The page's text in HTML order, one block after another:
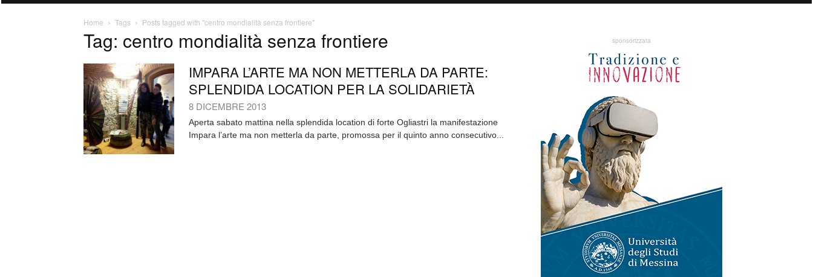
Home Tags Posts tagged with "centro mondialità senza frontiere"
Tag: centro mondialità senza frontiere
IMPARA L’ARTE MA NON METTERLA DA PARTE:
SPLENDIDA LOCATION PER LA SOLIDARIETÀ
8 DICEMBRE 2013
Aperta sabato mattina nella splendida location di forte Ogliastri la manifestazione
Impara l’arte ma non metterla da parte, promossa per il quinto anno consecutivo...
sponsorizzata